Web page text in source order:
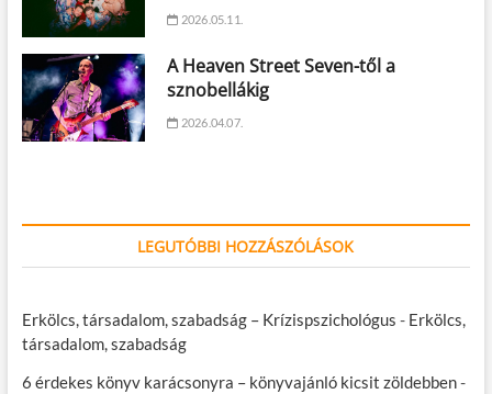
2026.05.11.
A Heaven Street Seven-től a
sznobellákig
2026.04.07.
LEGUTÓBBI HOZZÁSZÓLÁSOK
Erkölcs, társadalom, szabadság – Krízispszichológus - Erkölcs,
társadalom, szabadság
6 érdekes könyv karácsonyra – könyvajánló kicsit zöldebben-